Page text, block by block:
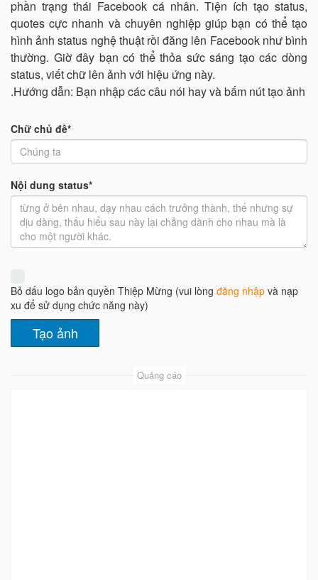
phần trạng thái Facebook cá nhân. Tiện ích tạo status,
quotes cực nhanh và chuyên nghiệp giúp bạn có thể tạo
hình ảnh status nghệ thuật rồi đăng lên Facebook như bình
thường. Giờ đây bạn có thể thỏa sức sáng tạo các dòng
status, viết chữ lên ảnh với hiệu ứng này.
.Hướng dẫn: Bạn nhập các câu nói hay và bấm nút tạo ảnh
Chữ chủ đề*
Nội dung status*
Bỏ dấu logo bản quyền Thiệp Mừng (vui lòng đăng nhập và nạp
xu để sử dụng chức năng này)
Quảng cáo